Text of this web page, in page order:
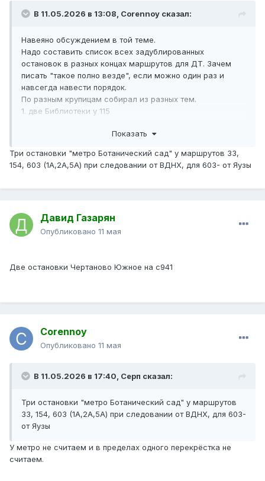
В 11.05.2026 в 13:08, Corennoy сказал:
Навеяно обсуждением в той теме.
Надо составить список всех задублированных
остановок в разных концах маршрутов для ДТ. Зачем
писать "такое полно везде", если можно один раз и
навсегда навести порядок.
По разным крупицам собирал из разных тем.
1. две Библиотеки у 115
3. два 1-го Краснокурсантского проезда у с636
5. две Севанских ул. у с823
6. две Детских поликлиники у 359, 368, 400к
Давайте вспомним все маршруты и составим до конца?
Показать
Три остановки "метро Ботанический сад" у маршрутов 33,
154, 603 (1А,2А,5А) при следовании от ВДНХ, для 603- от Яузы
Давид Газарян
Опубликовано 11 мая
Две остановки Чертаново Южное на с941
Corennoy
Опубликовано 11 мая
В 11.05.2026 в 17:40, Серп сказал:
Три остановки "метро Ботанический сад" у маршрутов
33, 154, 603 (1А,2А,5А) при следовании от ВДНХ, для 603-
от Яузы
У метро не считаем и в пределах одного перекрёстка не
считаем.